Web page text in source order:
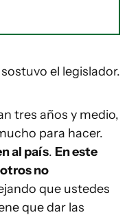
sostuvo el legislador.
tres años y medio,
para hacer.
al país. En este
no
que ustedes
que dar las